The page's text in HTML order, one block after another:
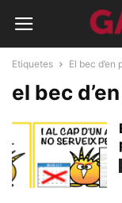
Etiquetes El bec d’en
el bec